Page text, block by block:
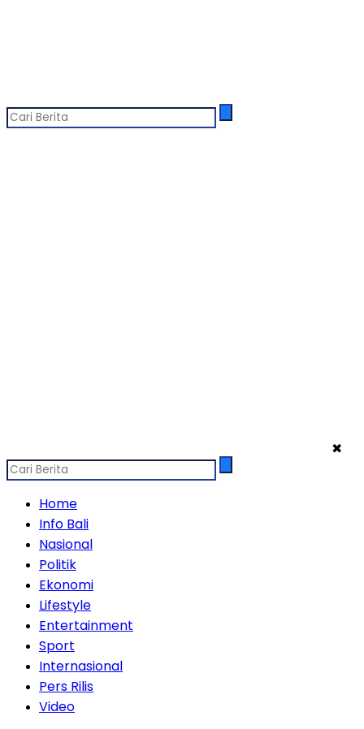
✖
Home
Info Bali
Nasional
Politik
Ekonomi
Lifestyle
Entertainment
Sport
Internasional
Pers Rilis
Video